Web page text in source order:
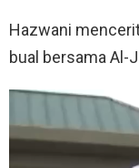
Hazwani
bual bersama Al-
i
d